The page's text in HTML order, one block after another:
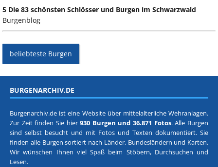
5 Die 83 schönsten Schlösser und Burgen im Schwarzwald
Burgenblog
beliebteste Burgen
BURGENARCHIV.DE
Burgenarchiv.de ist eine Website über mittelalterliche Wehranlagen.
Zur Zeit finden Sie hier930 Burgen und 36.871 Fotos. Alle Burgen
sind selbst besucht und mit Fotos und Texten dokumentiert. Sie
finden alle Burgen sortiert nach Länder, Bundesländern und Karten.
Wir wünschen Ihnen viel Spaß beim Stöbern, Durchsuchen und
Lesen.